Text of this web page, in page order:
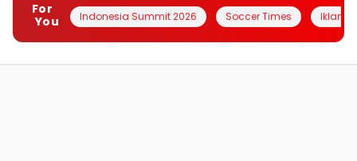
For
You
Indonesia Summit 2026 Soccer Times Iklanin